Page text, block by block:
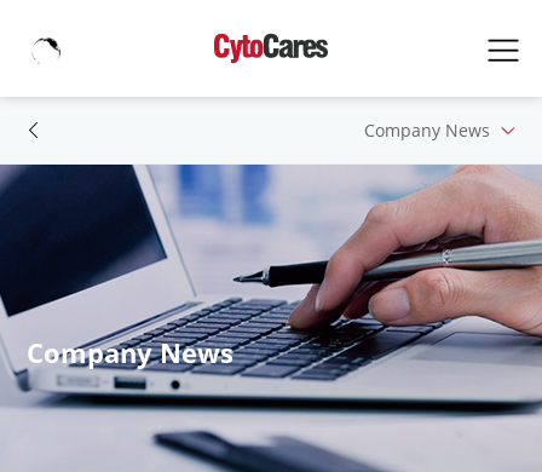
Company News
Company News